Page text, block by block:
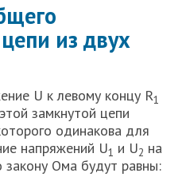
из двух
U к левому концу R1
замкнутой цепи
одинакова для
напряжений U1 и U2 на
закону Ома будут равны: